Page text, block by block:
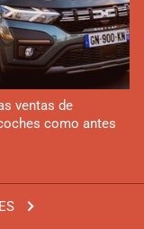
ventas de
como antes